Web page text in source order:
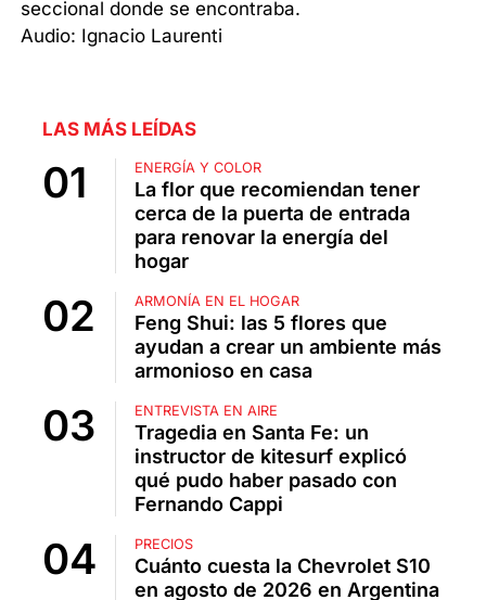
seccional donde se encontraba.
Audio: Ignacio Laurenti
LAS MÁS LEÍDAS
ENERGÍA Y COLOR
La flor que recomiendan tener
cerca de la puerta de entrada
para renovar la energía del
hogar
ARMONÍA EN EL HOGAR
Feng Shui: las 5 flores que
ayudan a crear un ambiente más
armonioso en casa
ENTREVISTA EN AIRE
Tragedia en Santa Fe: un
instructor de kitesurf explicó
qué pudo haber pasado con
Fernando Cappi
PRECIOS
Cuánto cuesta la Chevrolet S10
en agosto de 2026 en Argentina